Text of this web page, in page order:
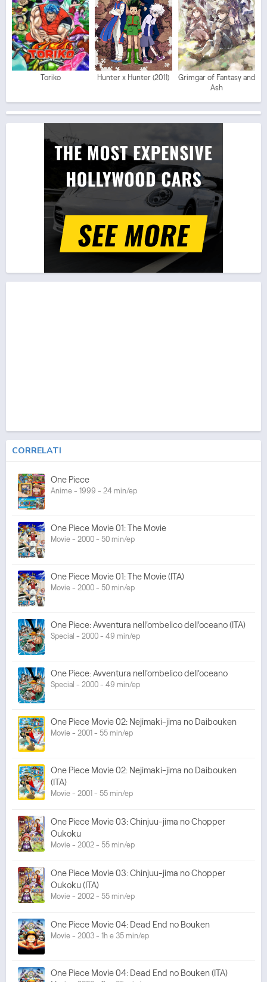
Toriko Hunter x Hunter (2011)
Grimgar of Fantasy and
Ash
CORRELATI
One Piece
Anime - 1999 - 24 min/ep
One Piece Movie 01: The Movie
Movie - 2000 - 50 min/ep
One Piece Movie 01: The Movie (ITA)
Movie - 2000 - 50 min/ep
One Piece: Avventura nell'ombelico dell'oceano (ITA)
Special - 2000 - 49 min/ep
One Piece: Avventura nell'ombelico dell'oceano
Special - 2000 - 49 min/ep
One Piece Movie 02: Nejimaki-jima no Daibouken
Movie - 2001 - 55 min/ep
One Piece Movie 02: Nejimaki-jima no Daibouken
(ITA)
Movie - 2001 - 55 min/ep
One Piece Movie 03: Chinjuu-jima no Chopper
Oukoku
Movie - 2002 - 55 min/ep
One Piece Movie 03: Chinjuu-jima no Chopper
Oukoku (ITA)
Movie - 2002 - 55 min/ep
One Piece Movie 04: Dead End no Bouken
Movie - 2003 - 1h e 35 min/ep
One Piece Movie 04: Dead End no Bouken (ITA)